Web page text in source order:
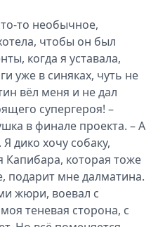
то необычное,
чтобы он был
когда я уставала,
уже в синяках, чуть не
вёл меня и не дал
супергероя! –
в финале проекта. – А
дико хочу собаку,
Капибара, которая тоже
подарит мне далматина.
жюри, воевал с
теневая сторона, с